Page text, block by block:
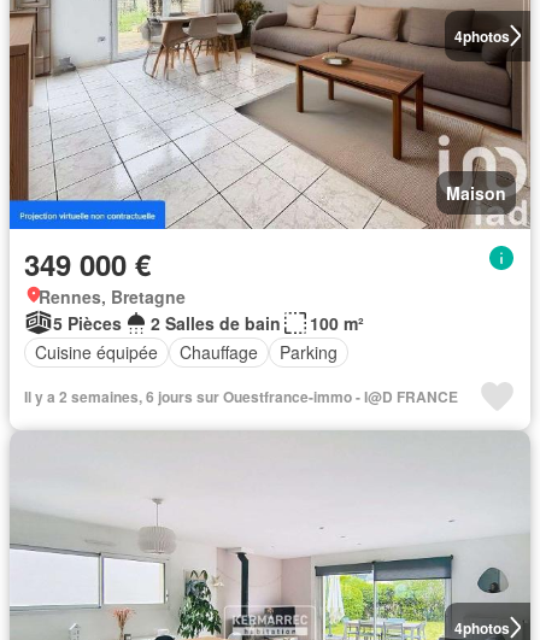
4photos
Maison
349 000 €
Rennes, Bretagne
5 Pièces
2 Salles de bain
100 m²
Cuisine équipée
Chauffage Parking
Il y a 2 semaines, 6 jours sur Ouestfrance-immo - I@D FRANCE
4photos